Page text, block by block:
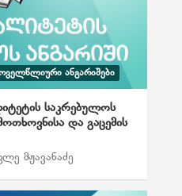
ᲐᲜᲒᲐᲠᲘᲨᲔᲑᲘ
საკრებულოს
და გაცემის
მჟავანაძე